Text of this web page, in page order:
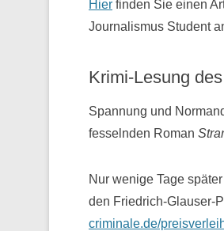
Hier finden Sie einen
Journalismus Student
Krimi-Lesung
Spannung und
fesselnden Roman
Nur wenige Tage
den Friedrich-Glauser-
criminale.de/